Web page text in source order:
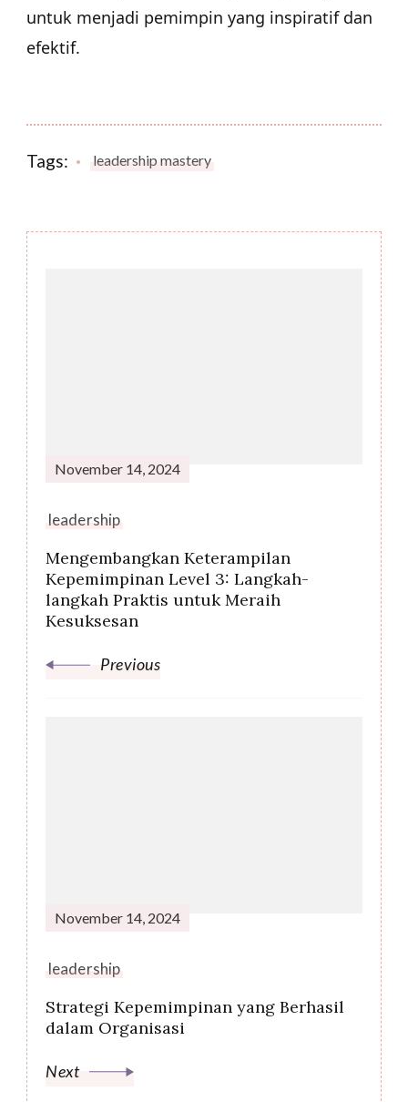
untuk menjadi pemimpin yang inspiratif dan
efektif.
Tags: leadership mastery
November 14, 2024
leadership
Mengembangkan Keterampilan
Kepemimpinan Level 3: Langkah-
langkah Praktis untuk Meraih
Kesuksesan
Previous
November 14, 2024
leadership
Strategi Kepemimpinan yang Berhasil
dalam Organisasi
Next